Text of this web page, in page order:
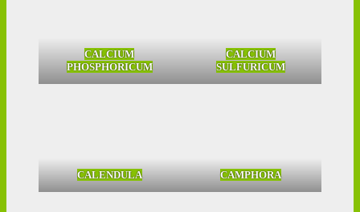
CALCIUM
PHOSPHORICUM
CALCIUM
SULFURICUM
CALENDULA CAMPHORA